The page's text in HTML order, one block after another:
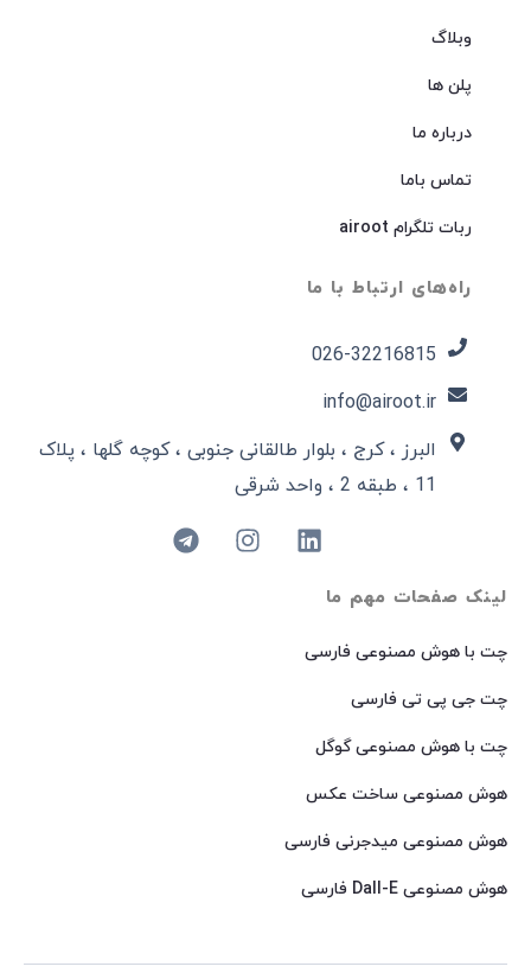
لینک صفحات مهم ما
چت با هوش مصنوعی فارسی
چت جی پی تی فارسی
چت با هوش مصنوعی گوگل
هوش مصنوعی ساخت عکس
هوش مصنوعی میدجرنی فارسی
هوش مصنوعی Dall-E فارسی
وبلاگ
پلن ها
درباره ما
تماس باما
ربات تلگرام airoot
راه‌های ارتباط با ما
026-32216815​
info@airoot.ir
البرز ، کرج ، بلوار طالقانی جنوبی ، کوچه گلها ، پلاک
11 ، طبقه 2 ، واحد شرقی